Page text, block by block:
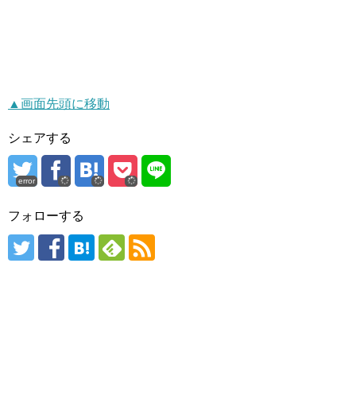
▲画面先頭に移動
シェアする
error
フォローする